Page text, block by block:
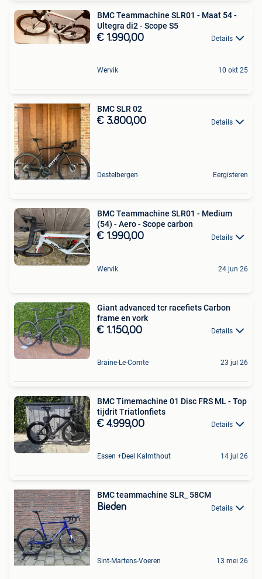
BMC Teammachine SLR01 - Maat 54 -
Ultegra di2 - Scope S5
€ 1.990,00 Details
Wervik 10 okt 25
BMC SLR 02
€ 3.800,00 Details
Destelbergen Eergisteren
BMC Teammachine SLR01 - Medium
(54) - Aero - Scope carbon
€ 1.990,00 Details
Wervik 24 jun 26
Giant advanced tcr racefiets Carbon
frame en vork
€ 1.150,00 Details
Braine-Le-Comte 23 jul 26
BMC Timemachine 01 Disc FRS ML - Top
tijdrit Triatlonfiets
€ 4.999,00 Details
Essen +Deel Kalmthout 14 jul 26
BMC teammachine SLR_ 58CM
Bieden Details
Sint-Martens-Voeren 13 mei 26